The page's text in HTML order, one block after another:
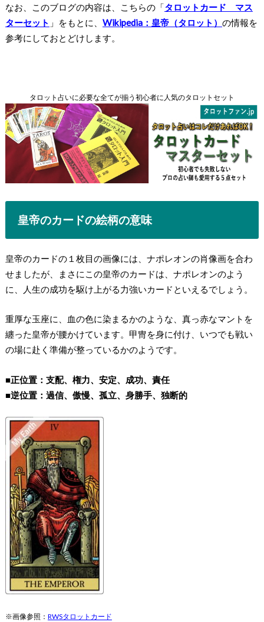
なお、このブログの内容は、こちらの「タロットカード マス
ターセット 」をもとに、 Wikipedia：皇帝（タロット） の情報を
参考にしておとどけします。
タロット占いに必要な全てが揃う初心者に人気のタロットセット
皇帝のカードの絵柄の意味
皇帝のカードの１枚目の画像には、ナポレオンの肖像画を合わ
せましたが、まさにこの皇帝のカードは、ナポレオンのよう
に、人生の成功を駆け上がる力強いカードといえるでしょう。
重厚な玉座に、血の色に染まるかのような、真っ赤なマントを
纏った皇帝が腰かけています。甲冑を身に付け、いつでも戦い
の場に赴く準備が整っているかのようです。
■正位置：支配、権力、安定、成功、責任
■逆位置：過信、傲慢、孤立、身勝手、独断的
※画像参照： RWSタロットカード